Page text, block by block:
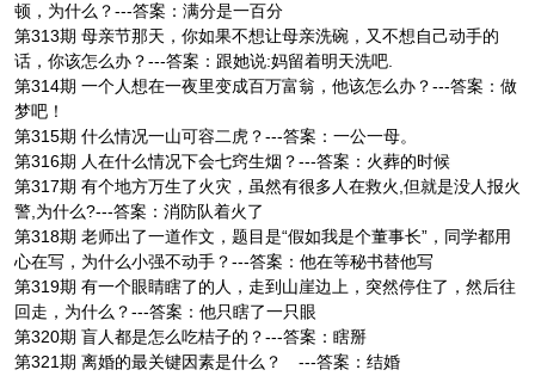
顿，为什么？---答案：满分是一百分
第313期 母亲节那天，你如果不想让母亲洗碗，又不想自己动手的
话，你该怎么办？---答案：跟她说:妈留着明天洗吧.
第314期 一个人想在一夜里变成百万富翁，他该怎么办？---答案：做
梦吧！
第315期 什么情况一山可容二虎？---答案：一公一母。
第316期 人在什么情况下会七窍生烟？---答案：火葬的时候
第317期 有个地方万生了火灾，虽然有很多人在救火,但就是没人报火
警,为什么?---答案：消防队着火了
第318期 老师出了一道作文，题目是“假如我是个董事长”，同学都用
心在写，为什么小强不动手？---答案：他在等秘书替他写
第319期 有一个眼睛瞎了的人，走到山崖边上，突然停住了，然后往
回走，为什么？---答案：他只瞎了一只眼
第320期 盲人都是怎么吃桔子的？---答案：瞎掰
第321期 离婚的最关键因素是什么？ ---答案：结婚